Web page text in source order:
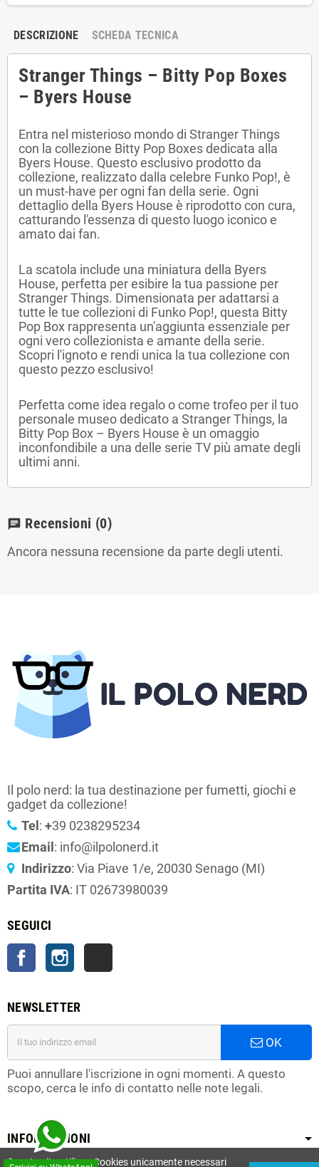
DESCRIZIONE SCHEDA TECNICA
Stranger Things – Bitty Pop Boxes
– Byers House
Entra nel misterioso mondo di Stranger Things
con la collezione Bitty Pop Boxes dedicata alla
Byers House. Questo esclusivo prodotto da
collezione, realizzato dalla celebre Funko Pop!, è
un must-have per ogni fan della serie. Ogni
dettaglio della Byers House è riprodotto con cura,
catturando l'essenza di questo luogo iconico e
amato dai fan.
La scatola include una miniatura della Byers
House, perfetta per esibire la tua passione per
Stranger Things. Dimensionata per adattarsi a
tutte le tue collezioni di Funko Pop!, questa Bitty
Pop Box rappresenta un'aggiunta essenziale per
ogni vero collezionista e amante della serie.
Scopri l'ignoto e rendi unica la tua collezione con
questo pezzo esclusivo!
Perfetta come idea regalo o come trofeo per il tuo
personale museo dedicato a Stranger Things, la
Bitty Pop Box – Byers House è un omaggio
inconfondibile a una delle serie TV più amate degli
ultimi anni.
chat Recensioni (0)
Ancora nessuna recensione da parte degli utenti.
Il polo nerd: la tua destinazione per fumetti, giochi e
gadget da collezione!
Tel: +39 0238295234
Email: info@ilpolonerd.it
Indirizzo: Via Piave 1/e, 20030 Senago (MI)
Partita IVA: IT 02673980039
SEGUICI
FacebookInstagram
NEWSLETTER
OK
Puoi annullare l'iscrizione in ogni momenti. A questo
scopo, cerca le info di contatto nelle note legali.
INFORMAZIONI
Questo sito utilizza Cookies unicamente necessari